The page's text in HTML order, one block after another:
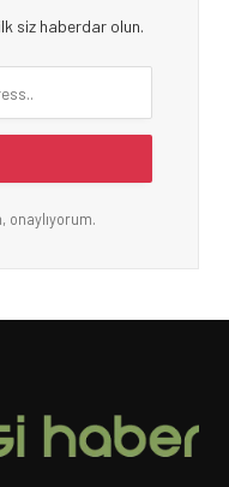
siz haberdar olun.
onaylıyorum.